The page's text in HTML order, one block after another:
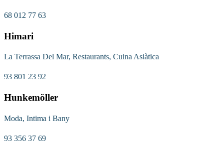
68 012 77 63
Himari
La Terrassa Del Mar, Restaurants, Cuina Asiàtica
93 801 23 92
Hunkemöller
Moda, Intima i Bany
93 356 37 69